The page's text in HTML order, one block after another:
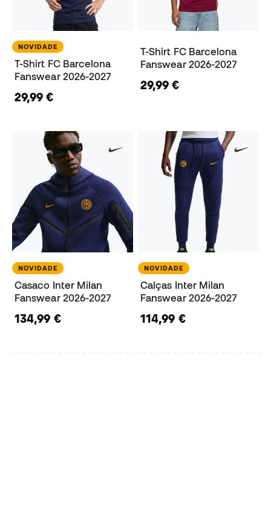
NOVIDADE
T-Shirt FC Barcelona
Fanswear 2026-2027
29,99 €
T-Shirt FC Barcelona
Fanswear 2026-2027
29,99 €
NOVIDADE
Casaco Inter Milan
Fanswear 2026-2027
134,99 €
NOVIDADE
Calças Inter Milan
Fanswear 2026-2027
114,99 €